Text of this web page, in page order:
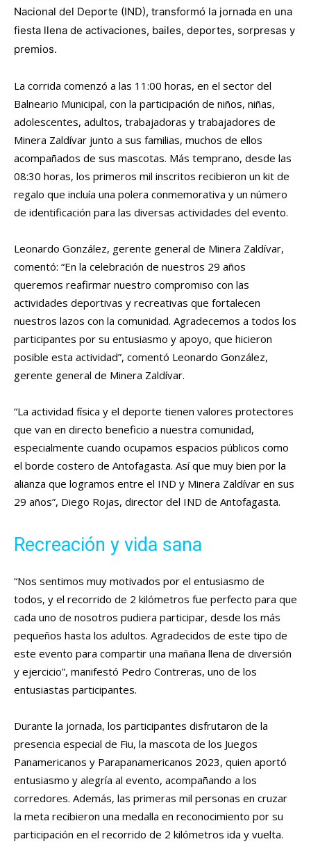
Nacional del Deporte (IND), transformó la jornada en una
fiesta llena de activaciones, bailes, deportes, sorpresas y
premios.
La corrida comenzó a las 11:00 horas, en el sector del
Balneario Municipal, con la participación de niños, niñas,
adolescentes, adultos, trabajadoras y trabajadores de
Minera Zaldívar junto a sus familias, muchos de ellos
acompañados de sus mascotas. Más temprano, desde las
08:30 horas, los primeros mil inscritos recibieron un kit de
regalo que incluía una polera conmemorativa y un número
de identificación para las diversas actividades del evento.
Leonardo González, gerente general de Minera Zaldívar,
comentó: “En la celebración de nuestros 29 años
queremos reafirmar nuestro compromiso con las
actividades deportivas y recreativas que fortalecen
nuestros lazos con la comunidad. Agradecemos a todos los
participantes por su entusiasmo y apoyo, que hicieron
posible esta actividad”, comentó Leonardo González,
gerente general de Minera Zaldívar.
“La actividad física y el deporte tienen valores protectores
que van en directo beneficio a nuestra comunidad,
especialmente cuando ocupamos espacios públicos como
el borde costero de Antofagasta. Así que muy bien por la
alianza que logramos entre el IND y Minera Zaldívar en sus
29 años”, Diego Rojas, director del IND de Antofagasta.
Recreación y vida sana
“Nos sentimos muy motivados por el entusiasmo de
todos, y el recorrido de 2 kilómetros fue perfecto para que
cada uno de nosotros pudiera participar, desde los más
pequeños hasta los adultos. Agradecidos de este tipo de
este evento para compartir una mañana llena de diversión
y ejercicio”, manifestó Pedro Contreras, uno de los
entusiastas participantes.
Durante la jornada, los participantes disfrutaron de la
presencia especial de Fiu, la mascota de los Juegos
Panamericanos y Parapanamericanos 2023, quien aportó
entusiasmo y alegría al evento, acompañando a los
corredores. Además, las primeras mil personas en cruzar
la meta recibieron una medalla en reconocimiento por su
participación en el recorrido de 2 kilómetros ida y vuelta.